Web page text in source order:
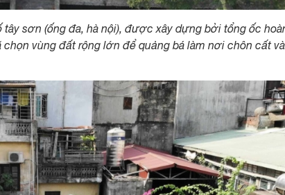
sơn (ống đa, hà nội), được xây dựng bởi tổng ốc
vùng đất rộng lớn để quảng bá làm nơi chôn cất và